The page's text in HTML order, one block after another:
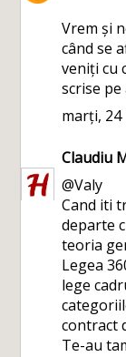
Vrem și
când se
veniți cu
scrise pe
marți, 24
Claudiu
@Valy
Cand iti
departe
teoria
Legea
lege
contract
Te-au